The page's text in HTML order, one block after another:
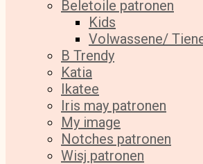
Beletoile patronen
Kids
Volwassene/
B Trendy
Katia
Ikatee
Iris may patronen
My image
Notches patronen
Wisj patronen